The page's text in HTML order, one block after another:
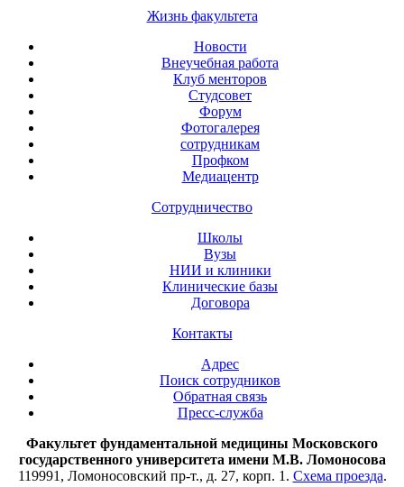
Жизнь факультета
Новости
Внеучебная работа
Клуб менторов
Студсовет
Форум
Фотогалерея
сотрудникам
Профком
Медиацентр
Сотрудничество
Школы
Вузы
НИИ и клиники
Клинические базы
Договора
Контакты
Адрес
Поиск сотрудников
Обратная связь
Пресс-служба
Факультет фундаментальной медицины Московского
государственного университета имени М.В. Ломоносова
119991, Ломоносовский пр-т., д. 27, корп. 1. Схема проезда.